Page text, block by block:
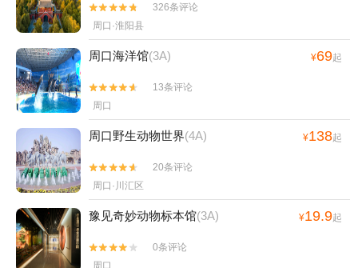


326条评论
周口·淮阳县
周口海洋馆(3A) ¥69起


13条评论
周口
周口野生动物世界(4A) ¥138起


20条评论
周口·川汇区
豫见奇妙动物标本馆(3A) ¥19.9起


0条评论